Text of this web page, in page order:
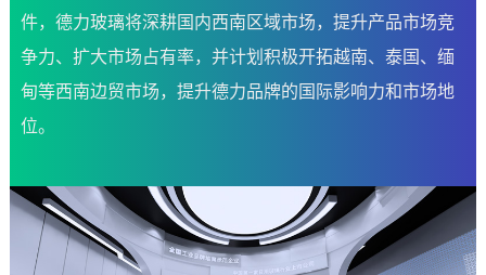
件，德力玻璃将深耕国内西南区域市场，提升产品市场竞
争力、扩大市场占有率，并计划积极开拓越南、泰国、缅
甸等西南边贸市场，提升德力品牌的国际影响力和市场地
位。